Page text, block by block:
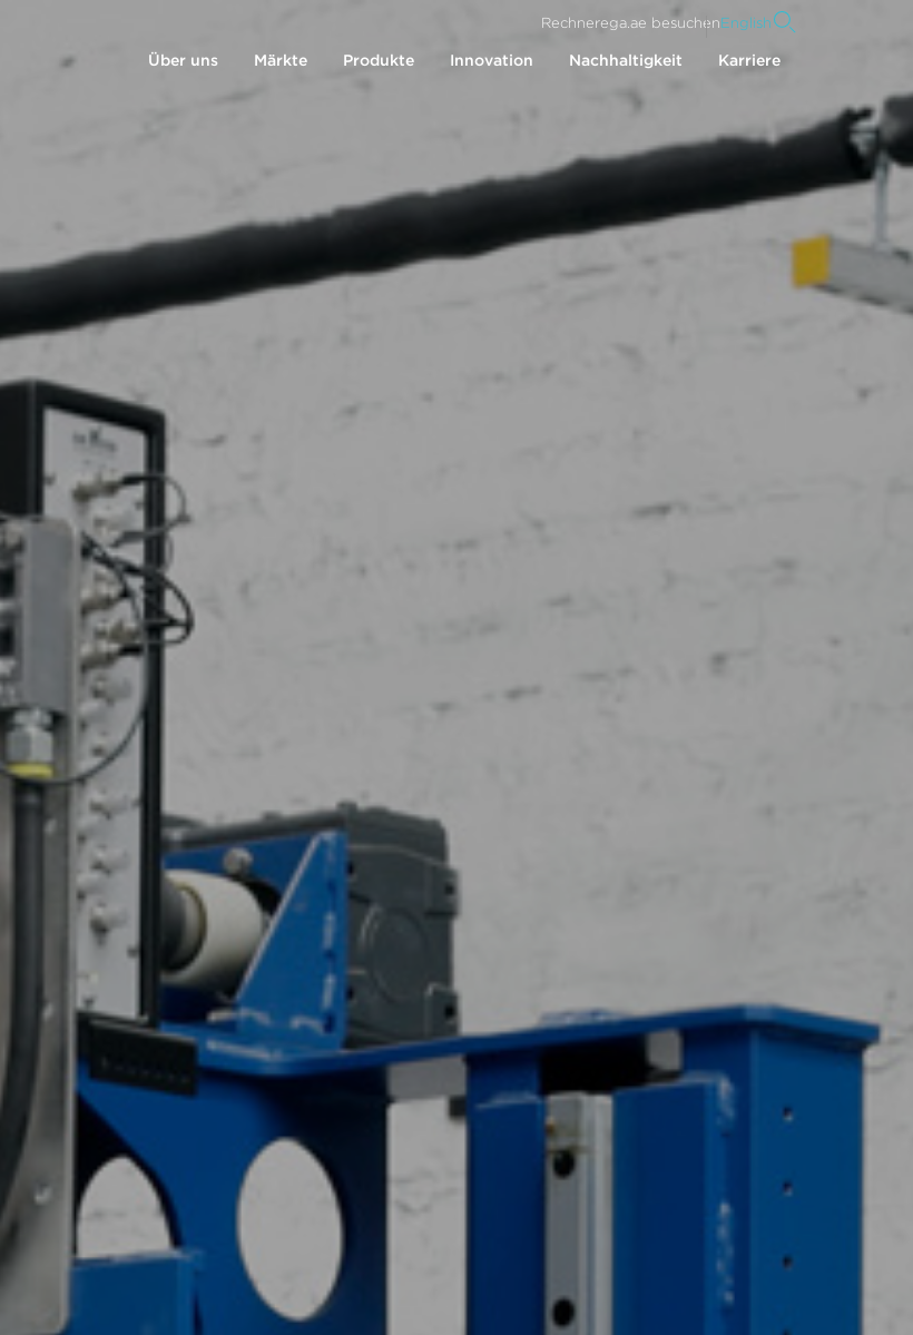
Rechnerega.ae besuchen English
Über uns Märkte Produkte Innovation Nachhaltigkeit Karriere